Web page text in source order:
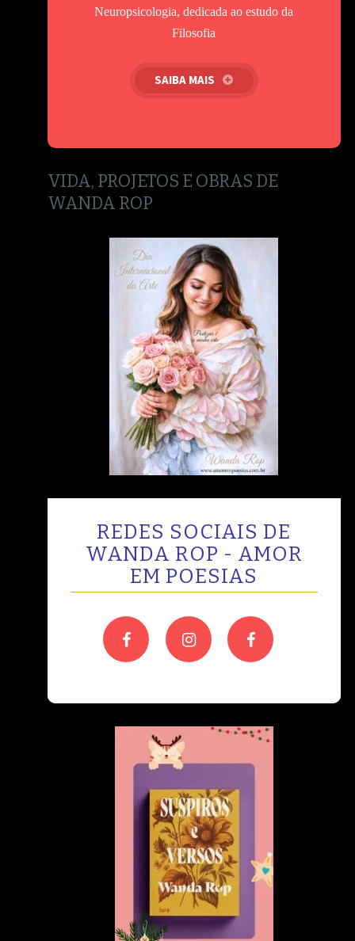
Neuropsicologia, dedicada ao estudo da
Filosofia
SAIBA MAIS
VIDA, PROJETOS E OBRAS DE
WANDA ROP
REDES SOCIAIS DE
WANDA ROP - AMOR
EM POESIAS